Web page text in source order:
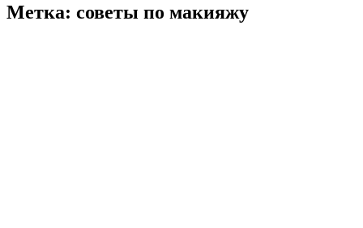
Метка: советы по макияжу